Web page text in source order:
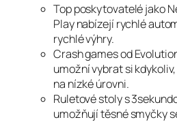
Top poskytovatelé jako
Play nabízejí rychlé
rychlé výhry.
Crash games od
umožní vybrat si
na nízké úrovni.
Ruletové stoly s
umožňují těsné smyčky